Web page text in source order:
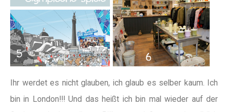
Ihr werdet es nicht glauben, ich glaub es selber kaum. Ich
bin in London!!! Und das heißt ich bin mal wieder auf der